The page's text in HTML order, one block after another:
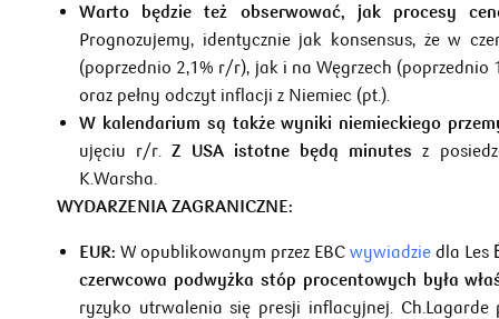
Warto będzie też obserwować, jak procesy
Prognozujemy, identycznie jak konsensus, że w
(poprzednio 2,1% r/r), jak i na Węgrzech
oraz pełny odczyt inflacji z Niemiec (pt.).
W kalendarium są także wyniki niemieckiego
ujęciu r/r.Z USA istotne będą minutes z
K.Warsha.
WYDARZENIA ZAGRANICZNE:
EUR: W opublikowanym przez EBCwywiadzie dla Les
czerwcowa podwyżka stóp procentowych była
ryzyko utrwalenia się presji inflacyjnej. Ch.Lagarde